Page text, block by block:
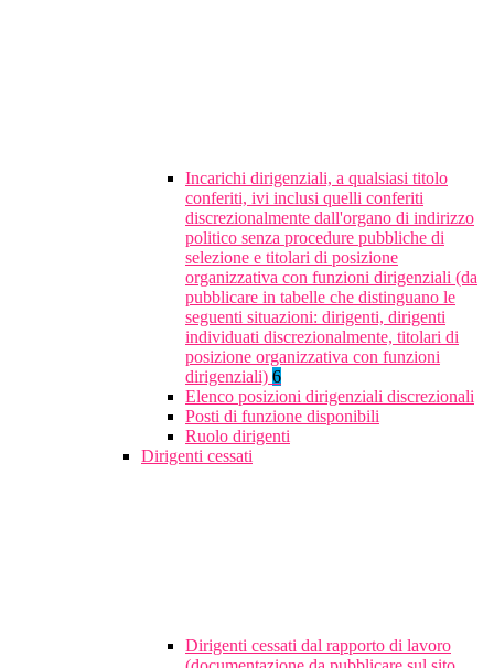
Incarichi dirigenziali, a qualsiasi titolo
conferiti, ivi inclusi quelli conferiti
discrezionalmente dall'organo di indirizzo
politico senza procedure pubbliche di
selezione e titolari di posizione
organizzativa con funzioni dirigenziali (da
pubblicare in tabelle che distinguano le
seguenti situazioni: dirigenti, dirigenti
individuati discrezionalmente, titolari di
posizione organizzativa con funzioni
dirigenziali) 6
Elenco posizioni dirigenziali discrezionali
Posti di funzione disponibili
Ruolo dirigenti
Dirigenti cessati
Dirigenti cessati dal rapporto di lavoro